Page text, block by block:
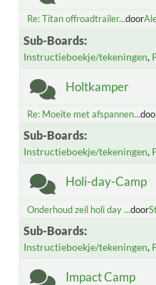
Re: Titan offroadtrailer...door
Sub-Boards
Instructieboekje/tekeningen
Holtkamper
Re: Moeite met afspannen...
Sub-Boards
Instructieboekje/tekeningen
Holi-day-Camp
Onderhoud zeil holi day ...door
Sub-Boards
Instructieboekje/tekeningen
Impact Camp